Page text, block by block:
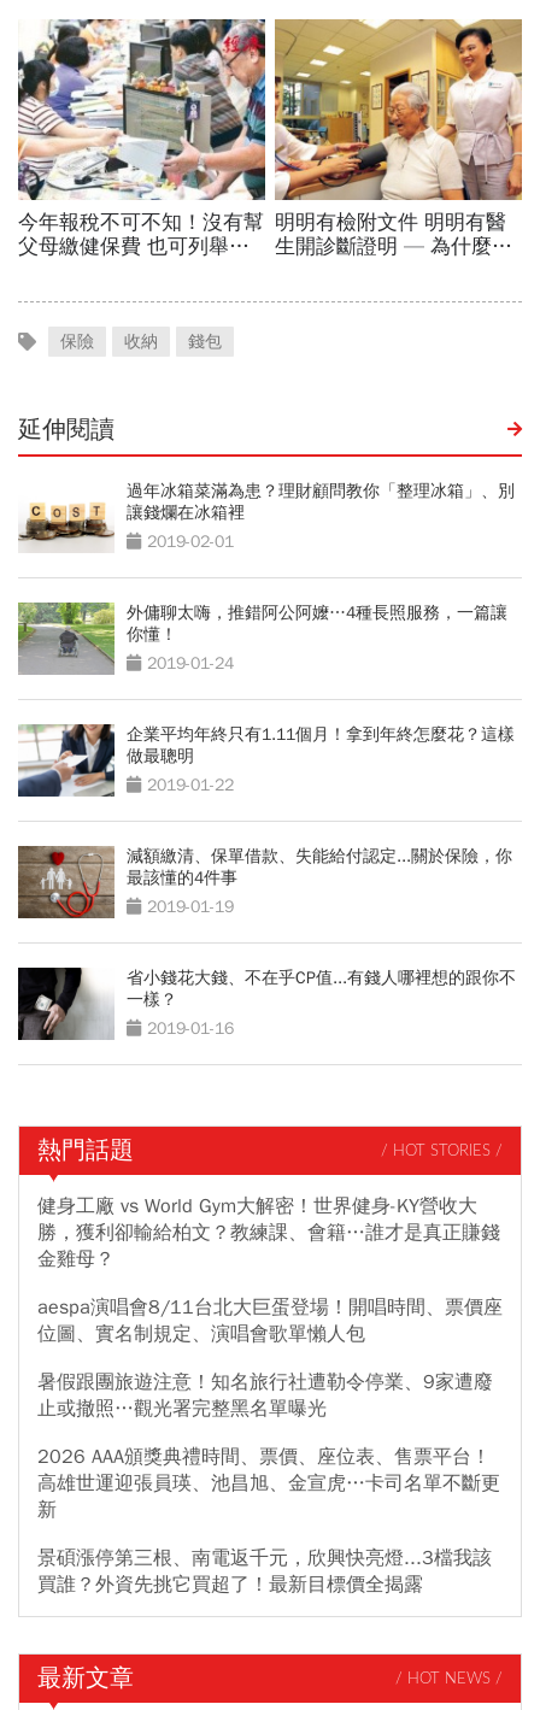
保險 收納 錢包
延伸閱讀
過年冰箱菜滿為患？理財顧問教你「整理冰箱」、別
讓錢爛在冰箱裡
2019-02-01
外傭聊太嗨，推錯阿公阿嬤…4種長照服務，一篇讓
你懂！
2019-01-24
企業平均年終只有1.11個月！拿到年終怎麼花？這樣
做最聰明
2019-01-22
減額繳清、保單借款、失能給付認定...關於保險，你
最該懂的4件事
2019-01-19
省小錢花大錢、不在乎CP值...有錢人哪裡想的跟你不
一樣？
2019-01-16
熱門話題 / HOT STORIES /
健身工廠 vs World Gym大解密！世界健身-KY營收大
勝，獲利卻輸給柏文？教練課、會籍…誰才是真正賺錢
金雞母？
aespa演唱會8/11台北大巨蛋登場！開唱時間、票價座
位圖、實名制規定、演唱會歌單懶人包
暑假跟團旅遊注意！知名旅行社遭勒令停業、9家遭廢
止或撤照…觀光署完整黑名單曝光
2026 AAA頒獎典禮時間、票價、座位表、售票平台！
高雄世運迎張員瑛、池昌旭、金宣虎…卡司名單不斷更
新
景碩漲停第三根、南電返千元，欣興快亮燈...3檔我該
買誰？外資先挑它買超了！最新目標價全揭露
最新文章 / HOT NEWS /